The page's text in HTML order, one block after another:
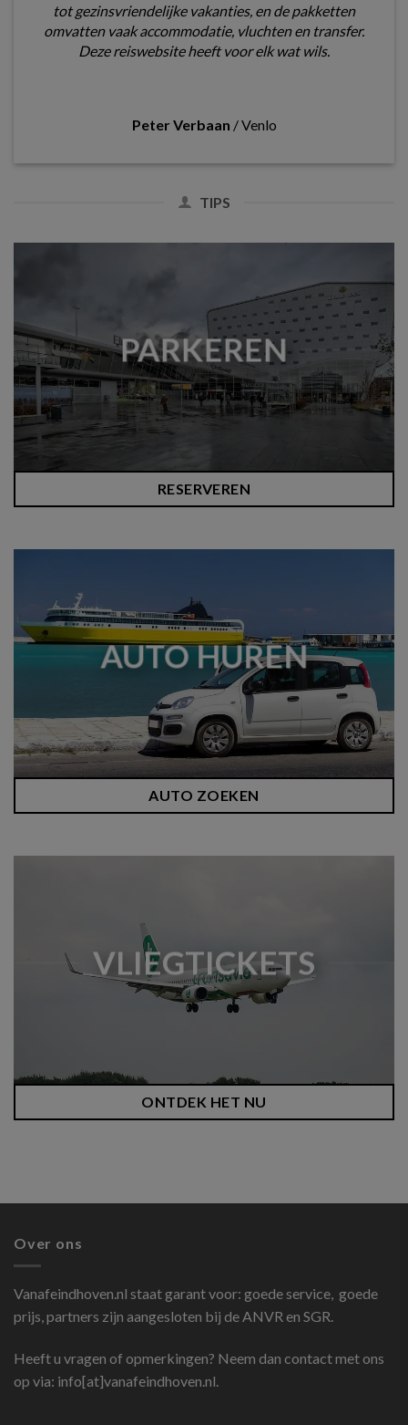
tot gezinsvriendelijke vakanties, en de pakketten
omvatten vaak accommodatie, vluchten en transfer.
Deze reiswebsite heeft voor elk wat wils.
Peter Verbaan /Venlo
TIPS
PARKEREN
RESERVEREN
AUTO HUREN
AUTO ZOEKEN
VLIEGTICKETS
ONTDEK HET NU
Over ons
Vanafeindhoven.nl staat garant voor: goede service, goede
prijs, partners zijn aangesloten bij de ANVR en SGR.
Heeft u vragen of opmerkingen? Neem dan contact met ons
op via: info[at]vanafeindhoven.nl.